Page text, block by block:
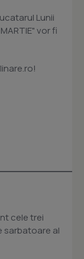
Lunii
vor fi
cele trei
sarbatoare al